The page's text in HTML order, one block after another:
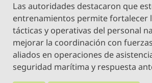
Las autoridades destacaron que
entrenamientos permite fortalecer
tácticas y operativas del personal
mejorar la coordinación con
aliados en operaciones de
seguridad marítima y respuesta